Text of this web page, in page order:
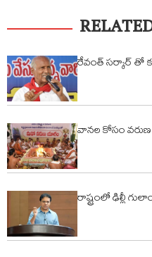
రేవంత్ సర్కార్ తో
వానల కోసం
రాష్ట్రంలో ఢిల్లీ